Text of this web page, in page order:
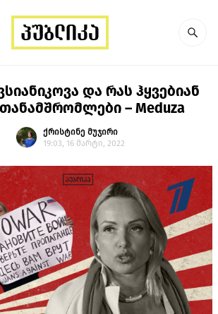
და რას ჰყვებიან
– Meduza
ქრისტინე მუჯირი
19:03, 16 მარტი, 2022